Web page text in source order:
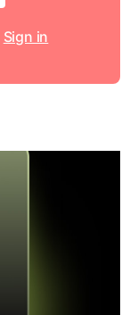
Sign in